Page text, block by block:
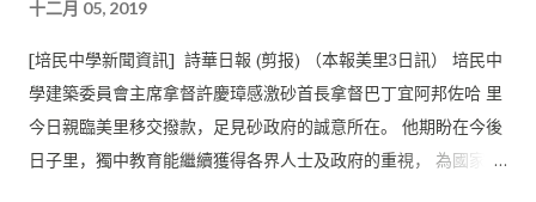
新教學大樓主体工程已完成超過70%，預計2020年底完工，
2021年啟用。 許為隆稱， 興建新教學大樓旨在應付培中未來十
余年的發展需求和日益增加的學 生人數。新教學大樓共5層樓，
總面積為8万平方尺，一旦建成后， 可容納2000名學生，緩解教
室短缺問題。 許為隆說，除了建筑費，董事部也對外募資， 作為
十二月 05, 2019
[培民中學新聞資訊] 詩華日報 (剪报) （本報美里3日訊） 培民中
學建築委員會主席拿督許慶璋感激砂首長拿督巴丁宜阿邦佐哈 里
今日親臨美里移交撥款，足見砂政府的誠意所在。 他期盼在今後
日子里，獨中教育能繼續獲得各界人士及政府的重視， 為國家培